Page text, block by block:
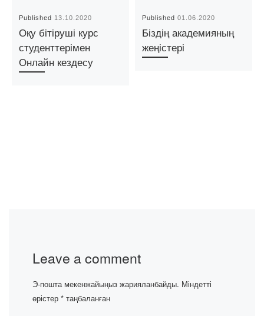
Published 13.10.2020
Оқу бітіруші курс
студенттерімен
Онлайн кездесу
Published01.06.2020
Біздің академияның
жеңістері
Leave a comment
Э-пошта мекенжайыңыз жарияланбайды. Міндетті
өрістер * таңбаланған